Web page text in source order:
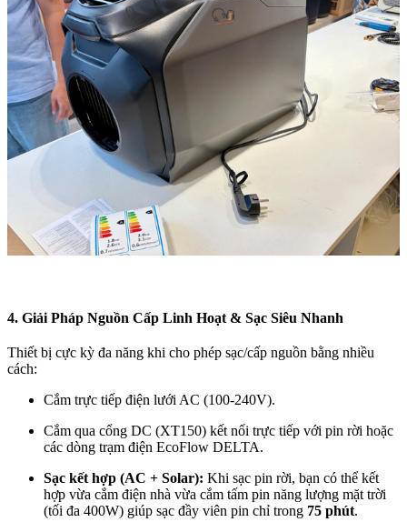
4. Giải Pháp Nguồn Cấp Linh Hoạt & Sạc Siêu Nhanh
Thiết bị cực kỳ đa năng khi cho phép sạc/cấp nguồn bằng nhiều
cách:
Cắm trực tiếp điện lưới AC (100-240V).
Cắm qua cổng DC (XT150) kết nối trực tiếp với pin rời hoặc
các dòng trạm điện EcoFlow DELTA.
Sạc kết hợp (AC + Solar): Khi sạc pin rời, bạn có thể kết
hợp vừa cắm điện nhà vừa cắm tấm pin năng lượng mặt trời
(tối đa 400W) giúp sạc đầy viên pin chỉ trong 75 phút.